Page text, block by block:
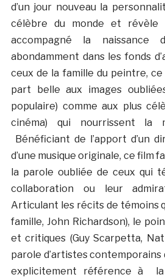
d’un jour nouveau la
célèbre du monde et révèle
accompagné la naissance
abondamment dans les fonds
ceux de la famille du peintre,
part belle aux images
populaire) comme aux plus
cinéma) qui nourrissent la
Bénéficiant de l’apport d’un
d’une musique originale, ce film
la parole oubliée de ceux qui
collaboration ou leur
Articulant les récits de témoins
famille, John Richardson), le
et critiques (Guy Scarpetta,
parole d’artistes
explicitement référence à la